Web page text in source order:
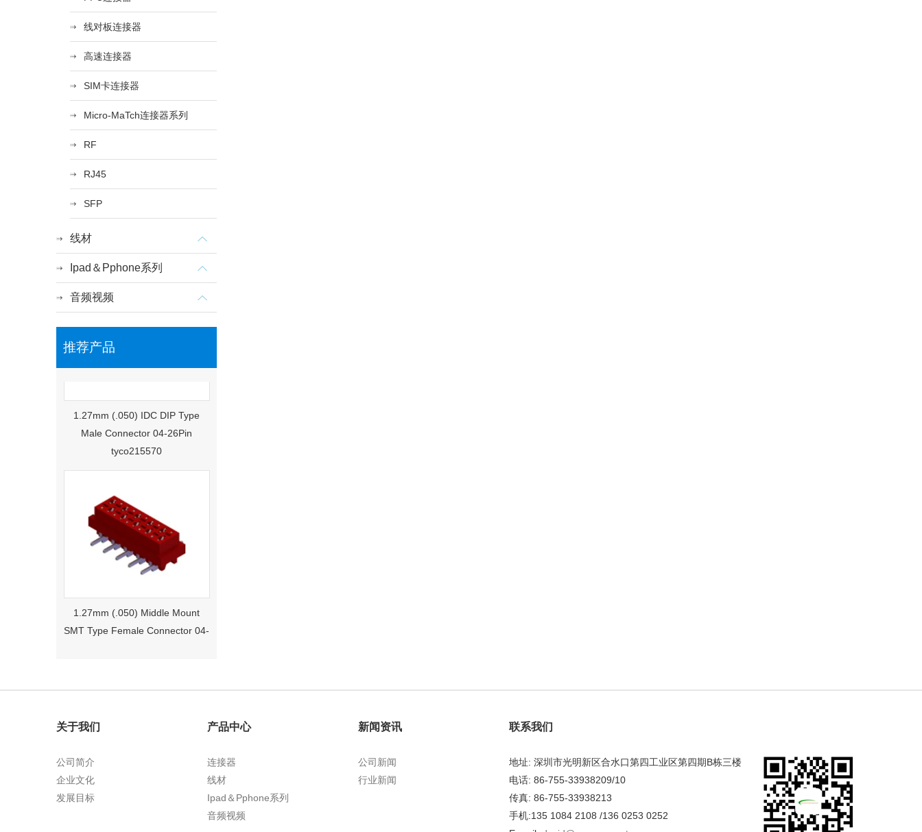
线对板连接器
高速连接器
SIM卡连接器
Micro-MaTch连接器系列
RF
RJ45
SFP
线材
Ipad＆Pphone系列
音频视频
推荐产品
1.27mm (.050) IDC DIP Type
Male Connector 04-26Pin
tyco215570
1.27mm (.050) Middle Mount
SMT Type Female Connector 04-
26Pin Tyco 188275
1.27mm (.050) Right Angle DIP
Type Female Connector 04-26Pin
关于我们
公司简介
企业文化
发展目标
产品中心
连接器
线材
Ipad＆Pphone系列
音频视频
新闻资讯
公司新闻
行业新闻
联系我们
地址: 深圳市光明新区合水口第四工业区第四期B栋三楼
电话: 86-755-33938209/10
传真: 86-755-33938213
手机:135 1084 2108 /136 0253 0252